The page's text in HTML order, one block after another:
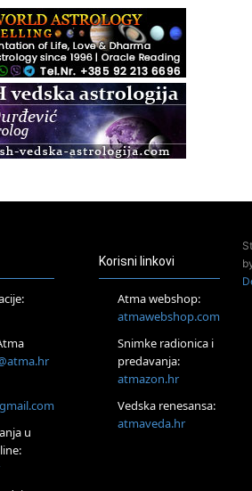
tečaj, Zagreb i Online
izscjeljivanje pranom (Basic Pranic
stres
razvijanja intuicije i Akaša zapisa
hipnoterapeut — nova
Nove Zemlje
Jednodnevna radionica sistemskih
u
Korisni linkovi
Atma webshop:
atmawebshop.com
Snimke radionica i
predavanja:
atmazon.hr
Vedska renesansa:
atmaveda.hr